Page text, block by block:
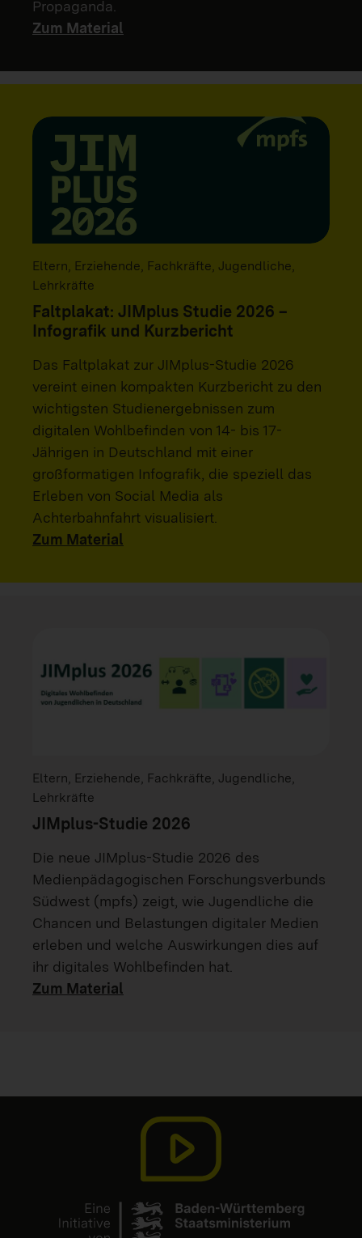
Propaganda.
Zum Material
Eltern, Erziehende, Fachkräfte, Jugendliche,
Lehrkräfte
Faltplakat: JIMplus Studie 2026 –
Infografik und Kurzbericht
Das Faltplakat zur JIMplus-Studie 2026
vereint einen kompakten Kurzbericht zu den
wichtigsten Studienergebnissen zum
digitalen Wohlbefinden von 14- bis 17-
Jährigen in Deutschland mit einer
großformatigen Infografik, die speziell das
Erleben von Social Media als
Achterbahnfahrt visualisiert.
Zum Material
Eltern, Erziehende, Fachkräfte, Jugendliche,
Lehrkräfte
JIMplus-Studie 2026
Die neue JIMplus-Studie 2026 des
Medienpädagogischen Forschungsverbunds
Südwest (mpfs) zeigt, wie Jugendliche die
Chancen und Belastungen digitaler Medien
erleben und welche Auswirkungen dies auf
ihr digitales Wohlbefinden hat.
Zum Material